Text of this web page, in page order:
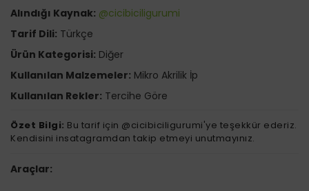
Alındığı Kaynak: @cicibiciligurumi
Tarif Dili: Türkçe
Ürün Kategorisi: Diğer
Kullanılan Malzemeler: Mikro Akrilik İp
Kullanılan Rekler: Tercihe Göre
Özet Bilgi: Bu tarif için @cicibiciligurumi'ye teşekkür ederiz.
Kendisini insatagramdan takip etmeyi unutmayınız.
Araçlar: